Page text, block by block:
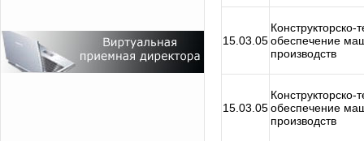
15.03.05
Конструкторско-
обеспечение
производств
15.03.05
Конструкторско-
обеспечение
производств